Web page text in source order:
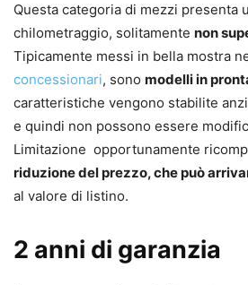
Questa categoria di mezzi presenta
chilometraggio, solitamente non
Tipicamente messi in bella mostra
concessionari, sono modelli in
caratteristiche vengono stabilite
e quindi non possono essere
Limitazione opportunamente
riduzione del prezzo, che può
al valore di listino.
2 anni di garanzia